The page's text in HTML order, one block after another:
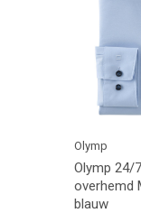
Olymp
Olymp 24/
overhemd
blauw